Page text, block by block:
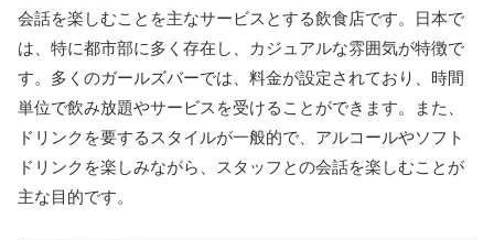
会話を楽しむことを主なサービスとする飲食店です。日本で
は、特に都市部に多く存在し、カジュアルな雰囲気が特徴で
す。多くのガールズバーでは、料金が設定されており、時間
単位で飲み放題やサービスを受けることができます。また、
ドリンクを要するスタイルが一般的で、アルコールやソフト
ドリンクを楽しみながら、スタッフとの会話を楽しむことが
主な目的です。